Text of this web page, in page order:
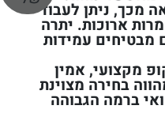
מכך, ניתן לעבוד
ארוכות. יתרה
מבטיחים עמידות
מקצועי, אמין
בחירה מצוינת
ברמה הגבוהה